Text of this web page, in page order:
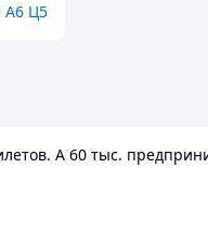
А6 Ц5
А 60 тыс.